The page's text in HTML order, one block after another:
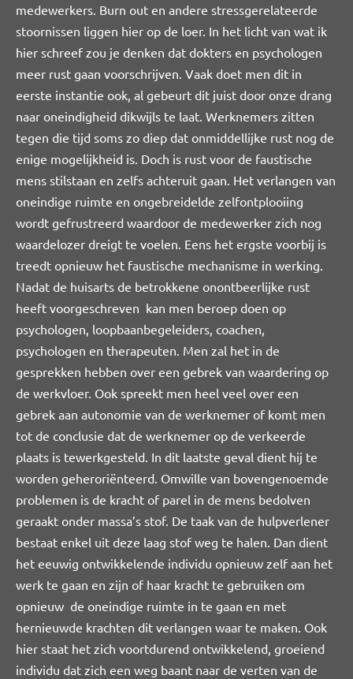
medewerkers. Burn out en andere stressgerelateerde
stoornissen liggen hier op de loer. In het licht van wat ik
hier schreef zou je denken dat dokters en psychologen
meer rust gaan voorschrijven. Vaak doet men dit in
eerste instantie ook, al gebeurt dit juist door onze drang
naar oneindigheid dikwijls te laat. Werknemers zitten
tegen die tijd soms zo diep dat onmiddellijke rust nog de
enige mogelijkheid is. Doch is rust voor de faustische
mens stilstaan en zelfs achteruit gaan. Het verlangen van
oneindige ruimte en ongebreidelde zelfontplooiing
wordt gefrustreerd waardoor de medewerker zich nog
waardelozer dreigt te voelen. Eens het ergste voorbij is
treedt opnieuw het faustische mechanisme in werking.
Nadat de huisarts de betrokkene onontbeerlijke rust
heeft voorgeschreven kan men beroep doen op
psychologen, loopbaanbegeleiders, coachen,
psychologen en therapeuten. Men zal het in de
gesprekken hebben over een gebrek van waardering op
de werkvloer. Ook spreekt men heel veel over een
gebrek aan autonomie van de werknemer of komt men
tot de conclusie dat de werknemer op de verkeerde
plaats is tewerkgesteld. In dit laatste geval dient hij te
worden geheroriënteerd. Omwille van bovengenoemde
problemen is de kracht of parel in de mens bedolven
geraakt onder massa’s stof. De taak van de hulpverlener
bestaat enkel uit deze laag stof weg te halen. Dan dient
het eeuwig ontwikkelende individu opnieuw zelf aan het
werk te gaan en zijn of haar kracht te gebruiken om
opnieuw de oneindige ruimte in te gaan en met
hernieuwde krachten dit verlangen waar te maken. Ook
hier staat het zich voortdurend ontwikkelend, groeiend
individu dat zich een weg baant naar de verten van de